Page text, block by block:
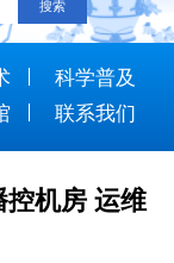
科学普及
联系我们
机房 运维